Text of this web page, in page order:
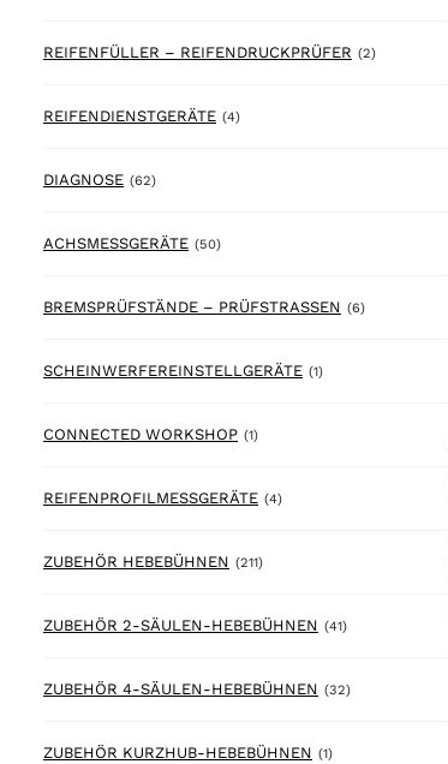
REIFENFÜLLER – REIFENDRUCKPRÜFER (2)2 products
REIFENDIENSTGERÄTE (4)4 products
DIAGNOSE (62)62 products
ACHSMESSGERÄTE (50)50 products
BREMSPRÜFSTÄNDE – PRÜFSTRASSEN (6)6 products
SCHEINWERFEREINSTELLGERÄTE (1)1 product
CONNECTED WORKSHOP (1)1 product
REIFENPROFILMESSGERÄTE (4)4 products
ZUBEHÖR HEBEBÜHNEN (211)211 products
ZUBEHÖR 2-SÄULEN-HEBEBÜHNEN (41)41 products
ZUBEHÖR 4-SÄULEN-HEBEBÜHNEN (32)32 products
ZUBEHÖR KURZHUB-HEBEBÜHNEN (1)1 product